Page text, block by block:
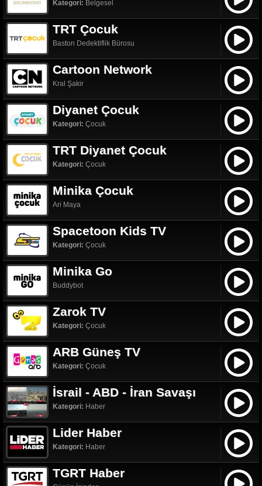
Kategori: Belgesel
TRT Çocuk
Baston Dedektiflik Bürosu
Cartoon Network
Kral Şakir
Diyanet Çocuk
Kategori: Çocuk
TRT Diyanet Çocuk
Kategori: Çocuk
Minika Çocuk
Ari Maya
Spacetoon Kids TV
Kategori: Çocuk
Minika Go
Buddybot
Zarok TV
Kategori: Çocuk
ARB Güneş TV
Kategori: Çocuk
İsrail - ABD - İran Savaşı
Kategori: Haber
Lider Haber
Kategori: Haber
TGRT Haber